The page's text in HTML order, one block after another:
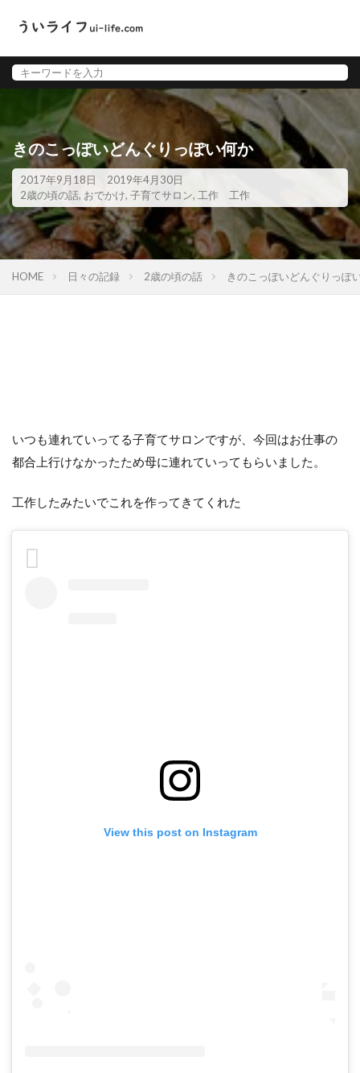
きのこっぽいどんぐりっぽい何か
2017年9月18日
2019年4月30日
2歳の頃の話, おでかけ, 子育てサロン, 工作 工作
HOME 日々の記録 2歳の頃の話 きのこっぽいどんぐりっぽ
いつも連れていってる子育てサロンですが、今回はお仕事の
都合上行けなかったため母に連れていってもらいました。
工作したみたいでこれを作ってきてくれた
View this post on Instagram